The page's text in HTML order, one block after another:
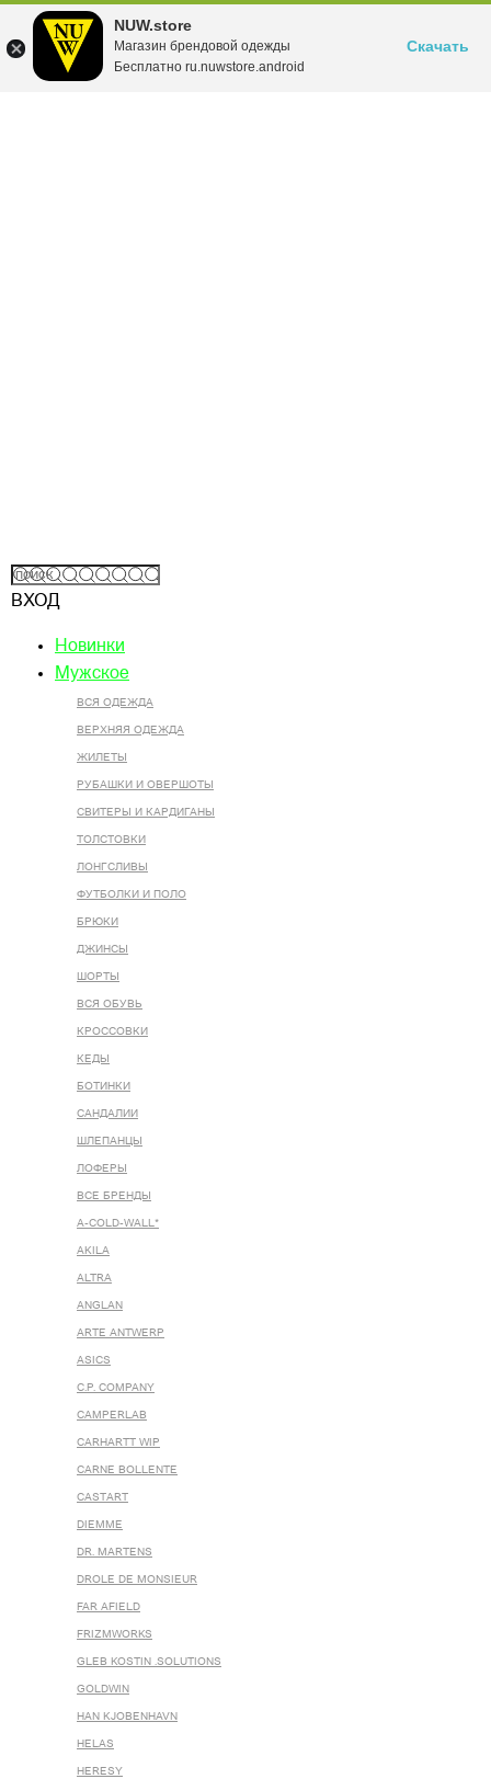
NUW.store
Магазин брендовой одежды
Бесплатно ru.nuwstore.android
Скачать
ВХОД
Новинки
Мужское
ВСЯ ОДЕЖДА
ВЕРХНЯЯ ОДЕЖДА
ЖИЛЕТЫ
РУБАШКИ И ОВЕРШОТЫ
СВИТЕРЫ И КАРДИГАНЫ
ТОЛСТОВКИ
ЛОНГСЛИВЫ
ФУТБОЛКИ И ПОЛО
БРЮКИ
ДЖИНСЫ
ШОРТЫ
ВСЯ ОБУВЬ
КРОССОВКИ
КЕДЫ
БОТИНКИ
САНДАЛИИ
ШЛЕПАНЦЫ
ЛОФЕРЫ
ВСЕ БРЕНДЫ
A-COLD-WALL*
AKILA
ALTRA
ANGLAN
ARTE ANTWERP
ASICS
C.P. COMPANY
CAMPERLAB
CARHARTT WIP
CARNE BOLLENTE
CASTART
DIEMME
DR. MARTENS
DROLE DE MONSIEUR
FAR AFIELD
FRIZMWORKS
GLEB KOSTIN .SOLUTIONS
GOLDWIN
HAN KJOBENHAVN
HELAS
HERESY